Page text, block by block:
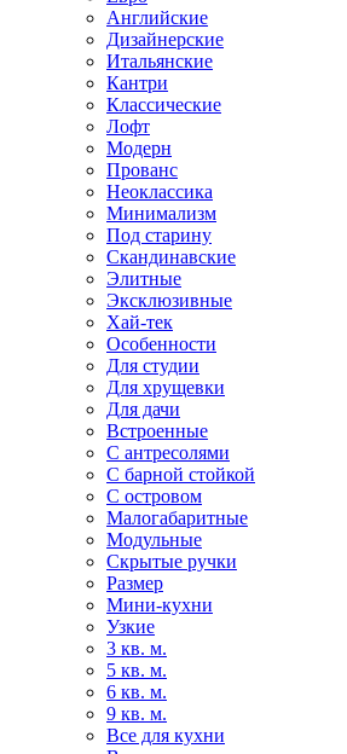
Английские
Дизайнерские
Итальянские
Кантри
Классические
Лофт
Модерн
Прованс
Неоклассика
Минимализм
Под старину
Скандинавские
Элитные
Эксклюзивные
Хай-тек
Особенности
Для студии
Для хрущевки
Для дачи
Встроенные
С антресолями
С барной стойкой
С островом
Малогабаритные
Модульные
Скрытые ручки
Размер
Мини-кухни
Узкие
3 кв. м.
5 кв. м.
6 кв. м.
9 кв. м.
Все для кухни